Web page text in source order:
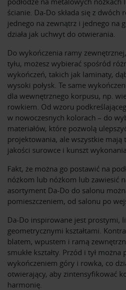
ścianie. Da-Do składa się z dwóch
jednego na zewnątrz i jednego na
działa jak uchwyt do otwierania.
Do wykończenia ramy
tyłu, możesz wybierać spośród
wykończeń, takich jak laminaty,
wysoki połysk. Te same
dla wewnętrznego korpusu, np.
rowkiem. Od wzoru
w nowoczesnych kolorach – do
materiałów, które pozwolą
projektowania, ale wszystkie mają
jakości surowce i kunszt wykonania.
Fakt, że można go postawić na
nóżkom lub nóżkom lub zawiesić
asortyment Da-Do do salonu
pomieszczeniem, od salonu po
Da-Do inspirowane jest prostymi,
geometrycznymi kształtami.
blatem, wpustem i ramą
smukłe kształty. Przód i tył można
wykończeniem góry i rowka, co
otwierający, aby zintensyfikować
harmonię.